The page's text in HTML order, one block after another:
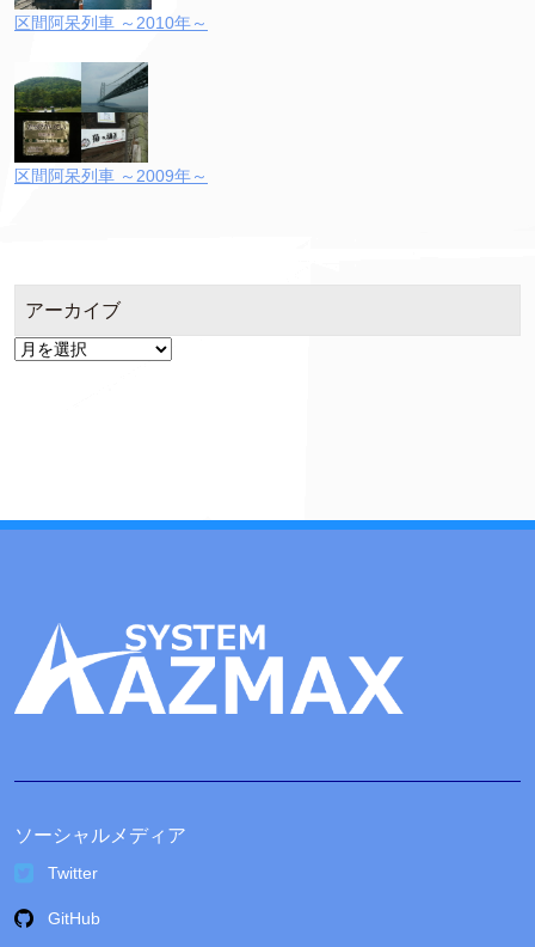
区間阿呆列車 ～2010年～
区間阿呆列車 ～2009年～
アーカイブ
ア
ソーシャルメディア
Twitter
GitHub